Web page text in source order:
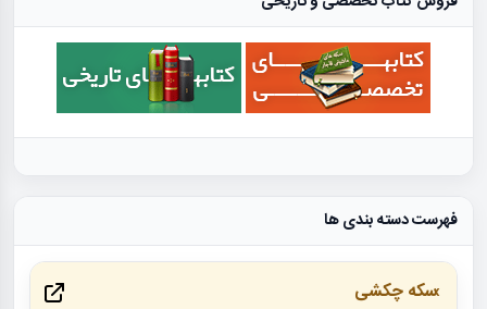
فهرست دسته بندی ها
سکه چکشی